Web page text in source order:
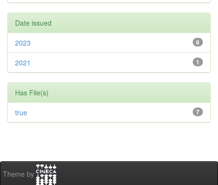
Date issued
6
2023
1
2021
Has File(s)
7
true
Theme by